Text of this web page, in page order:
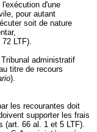
d'une
pour autant
soit de nature
72 LTF).
administratif
titre de recours
).
les recourantes doit
supporter les frais
(art. 66 al. 1 et 5 LTF).